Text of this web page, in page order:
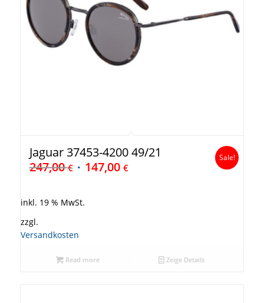
Jaguar 37453-4200 49/21
247,00€ 147,00 €
Sale!
inkl. 19 % MwSt.
zzgl.
Versandkosten
Read more Zeige Details